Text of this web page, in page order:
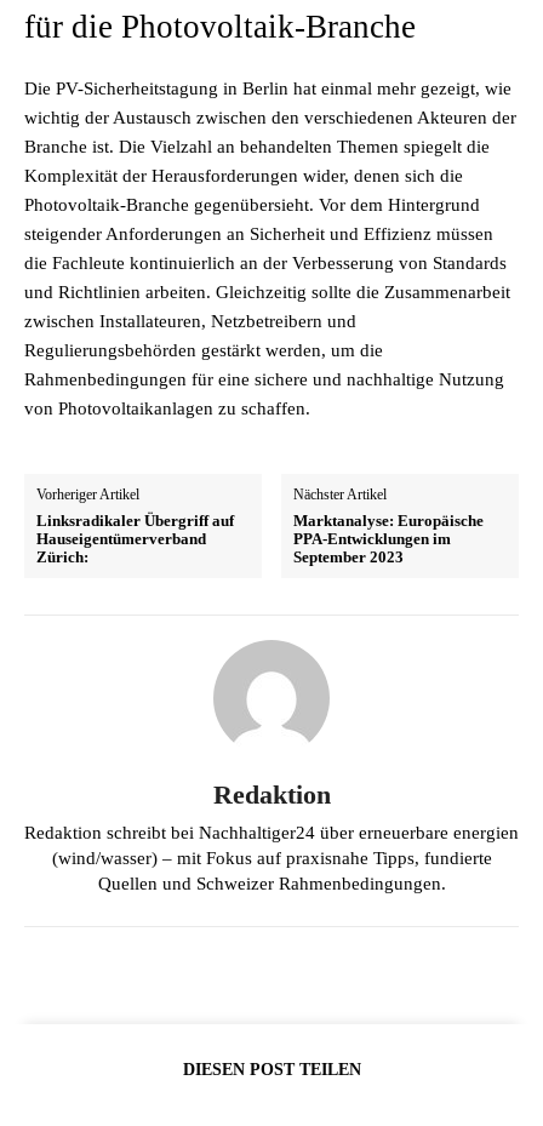
für die Photovoltaik-Branche
Die PV-Sicherheitstagung in Berlin hat einmal mehr gezeigt, wie
wichtig der Austausch zwischen den verschiedenen Akteuren der
Branche ist. Die Vielzahl an behandelten Themen spiegelt die
Komplexität der Herausforderungen wider, denen sich die
Photovoltaik-Branche gegenübersieht. Vor dem Hintergrund
steigender Anforderungen an Sicherheit und Effizienz müssen
die Fachleute kontinuierlich an der Verbesserung von Standards
und Richtlinien arbeiten. Gleichzeitig sollte die Zusammenarbeit
zwischen Installateuren, Netzbetreibern und
Regulierungsbehörden gestärkt werden, um die
Rahmenbedingungen für eine sichere und nachhaltige Nutzung
von Photovoltaikanlagen zu schaffen.
Vorheriger Artikel
Linksradikaler Übergriff auf
Hauseigentümerverband
Zürich:
Nächster Artikel
Marktanalyse: Europäische
PPA-Entwicklungen im
September 2023
Redaktion
Redaktion schreibt bei Nachhaltiger24 über erneuerbare energien
(wind/wasser) – mit Fokus auf praxisnahe Tipps, fundierte
Quellen und Schweizer Rahmenbedingungen.
DIESEN POST TEILEN